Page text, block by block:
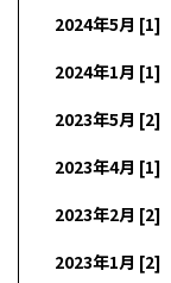
2024年5月 [1]
2024年1月 [1]
2023年5月 [2]
2023年4月 [1]
2023年2月 [2]
2023年1月 [2]